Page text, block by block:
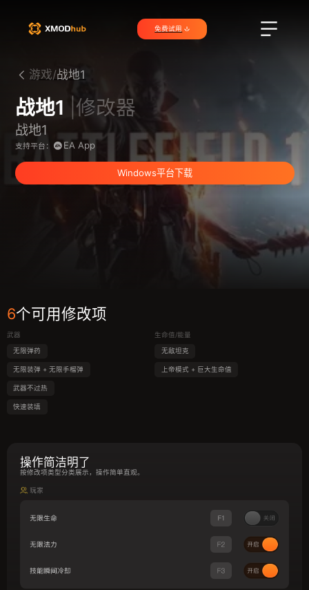
免费试用
游戏/战地1
战地1 |修改器
战地1
支持平台： EA App
Windows平台下载
6个可用修改项
武器
无限弹药
无限装弹 + 无限手榴弹
武器不过热
快速装填
生命值/能量
无敌坦克
上帝模式 + 巨大生命值
操作简洁明了
按修改项类型分类展示，操作简单直观。